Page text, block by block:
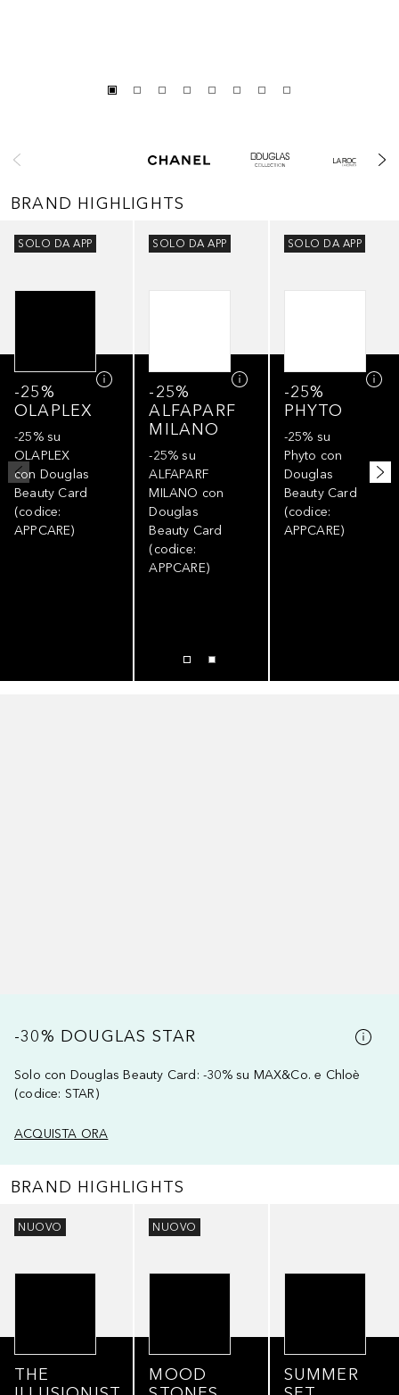
BRAND HIGHLIGHTS
SOLO DA APP
-25%
OLAPLEX
-25% su
OLAPLEX
con Douglas
Beauty Card
(codice:
APPCARE)
SOLO DA APP
-25%
ALFAPARF
MILANO
-25% su
ALFAPARF
MILANO con
Douglas
Beauty Card
(codice:
APPCARE)
SOLO DA APP
-25%
PHYTO
-25% su
Phyto con
Douglas
Beauty Card
(codice:
APPCARE)
-30% DOUGLAS STAR
Solo con Douglas Beauty Card: -30% su MAX&Co. e Chloè
(codice: STAR)
ACQUISTA ORA
BRAND HIGHLIGHTS
NUOVO
THE
NUOVO
MOOD
SUMMER